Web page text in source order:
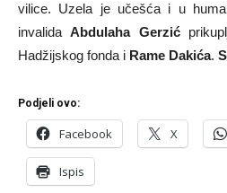
vilice. Uzela je učešća i u
invalidaAbdulaha Gerzić
Hadžijskog fonda i Rame Dakića.
Podjeli ovo:
Facebook X
Ispis